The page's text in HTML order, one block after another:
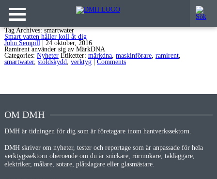
Tag Archives: smartwater
Smart vatten håller koll åt dig
John Sempill
24 oktober, 2016
Ramirent använder sig av MärkDNA
Categories: Nyheter Etiketter: märkdna, maskinförare, ramirent,
smartwater, stöldskydd, verktyg Comments
OM DMH
DMH är tidningen för dig som är företagare inom hantverkssektorn.
DMH skriver om nyheter, tester och reportage som är anpassade för hela
verktygssektorn oberoende om du är snickare, rörmokare, takläggare,
elektriker, målare, sotare, plåtslagare eller glasmästare.